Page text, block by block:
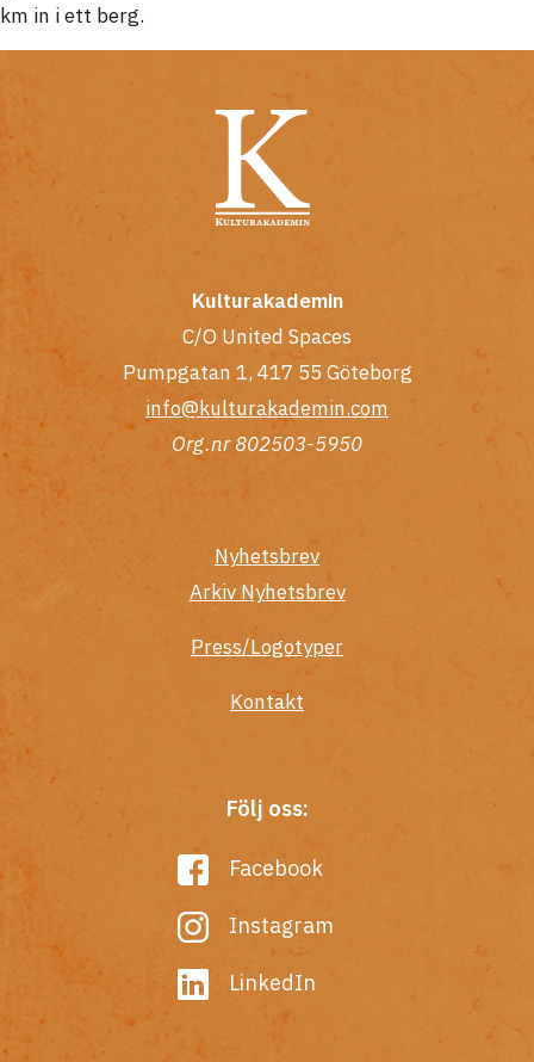
km in i ett berg.
Kulturakademin
C/O United Spaces
Pumpgatan 1, 417 55 Göteborg
info@kulturakademin.com
Org.nr 802503-5950
Nyhetsbrev
Arkiv Nyhetsbrev
Press/Logotyper
Kontakt
Följ oss:
Facebook
Instagram
LinkedIn